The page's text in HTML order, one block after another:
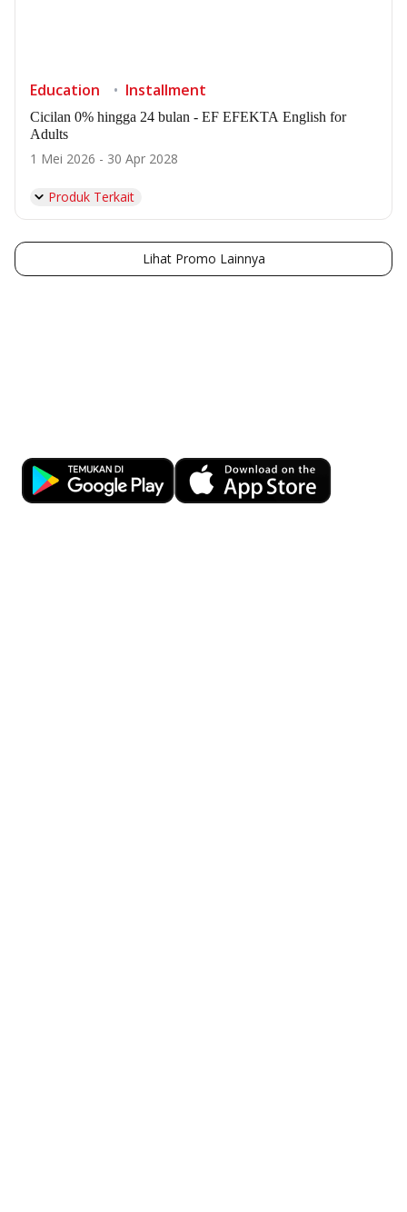
Education Installment
Cicilan 0% hingga 24 bulan - EF EFEKTA English for
Adults
1 Mei 2026 - 30 Apr 2028
Produk Terkait
Lihat Promo Lainnya